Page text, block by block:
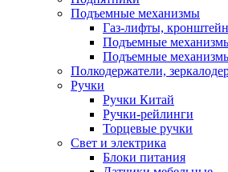
Подъемные механизмы
Газ-лифты,
Подъемные
Подъемные
Полкодержатели,
Ручки
Ручки Китай
Ручки-рейлинги
Торцевые ручки
Свет и электрика
Блоки питания